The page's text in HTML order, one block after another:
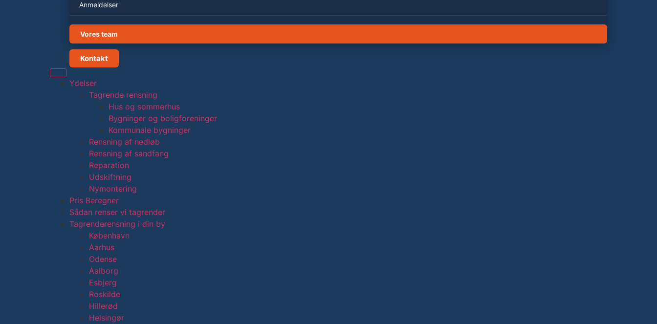
Anmeldelser
Vores team
Kontakt
Ydelser
Tagrende rensning
Hus og sommerhus
Bygninger og boligforeninger
Kommunale bygninger
Rensning af nedløb
Rensning af sandfang
Reparation
Udskiftning
Nymontering
Pris Beregner
Sådan renser vi tagrender
Tagrenderensning i din by
København
Aarhus
Odense
Aalborg
Esbjerg
Roskilde
Hillerød
Helsingør